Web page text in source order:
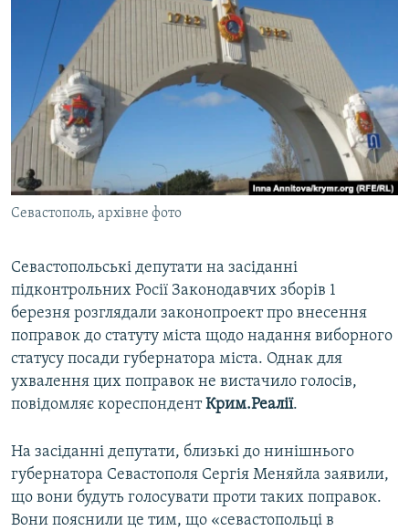
ВСЕ ЗА ДЕНЬ
СПЕЦПРОЕКТИ
ДЕПОРТАЦІЯ
ВІДЕОУРОКИ «ELIFBE»
СВІДЧЕННЯ ОКУПАЦІЇ
УКРАЇНСЬКА ПРОБЛЕМА КРИМУ
ІНФОГРАФІКА
ЯК ОБІЙТИ БЛОКУВАННЯ
Русский
Qırımtatar
ДОЛУЧАЙСЯ!
Усі сайти RFE/RL
Севастополь, архівне фото
Севастопольські депутати на засіданні
підконтрольних Росії Законодавчих зборів 1
березня розглядали законопроект про внесення
поправок до статуту міста щодо надання виборного
статусу посади губернатора міста. Однак для
ухвалення цих поправок не вистачило голосів,
повідомляє кореспондентКрим.Реалії.
На засіданні депутати, близькі до нинішнього
губернатора Севастополя Сергія Меняйла заявили,
що вони будуть голосувати проти таких поправок.
Вони пояснили це тим, що «севастопольці в